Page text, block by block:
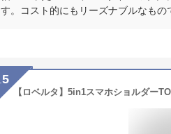
す。コスト的にもリーズナブルなもの
5